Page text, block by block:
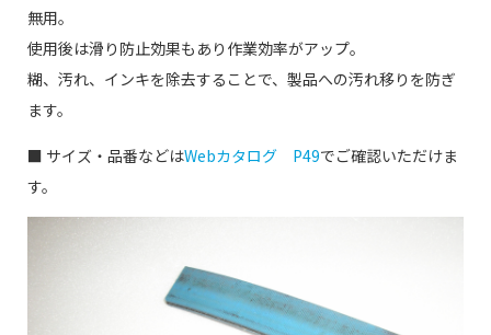
無用。
使用後は滑り防止効果もあり作業効率がアップ。
糊、汚れ、インキを除去することで、製品への汚れ移りを防ぎ
ます。
■ サイズ・品番などはWebカタログ P49でご確認いただけま
す。